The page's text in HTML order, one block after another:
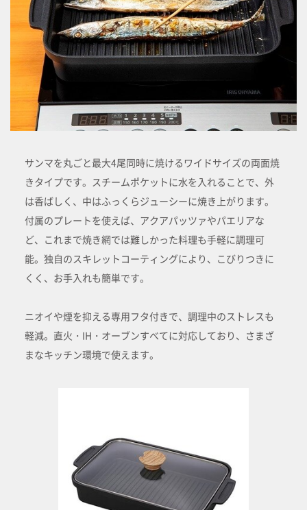
サンマを丸ごと最大4尾同時に焼けるワイドサイズの両面焼
きタイプです。スチームポケットに水を入れることで、外
は香ばしく、中はふっくらジューシーに焼き上がります。
付属のプレートを使えば、アクアパッツァやパエリアな
ど、これまで焼き網では難しかった料理も手軽に調理可
能。独自のスキレットコーティングにより、こびりつきに
くく、お手入れも簡単です。
ニオイや煙を抑える専用フタ付きで、調理中のストレスも
軽減。直火・IH・オーブンすべてに対応しており、さまざ
まなキッチン環境で使えます。